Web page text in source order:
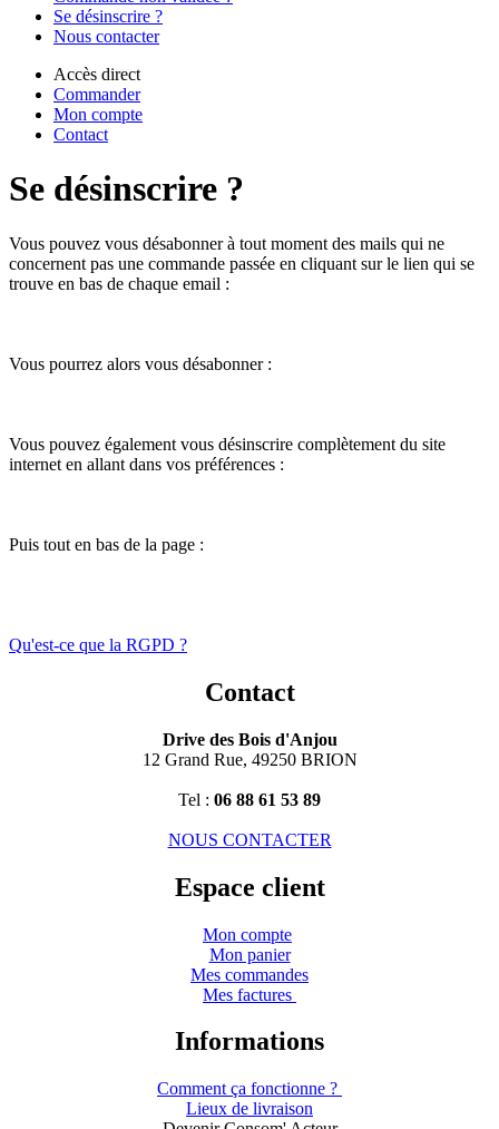
Se désinscrire ?
Nous contacter
Accès direct
Commander
Mon compte
Contact
Se désinscrire ?
Vous pouvez vous désabonner à tout moment des mails qui ne
concernent pas une commande passée en cliquant sur le lien qui se
trouve en bas de chaque email :
Vous pourrez alors vous désabonner :
Vous pouvez également vous désinscrire complètement du site
internet en allant dans vos préférences :
Puis tout en bas de la page :
Qu'est-ce que la RGPD ?
Contact
Drive des Bois d'Anjou
12 Grand Rue, 49250 BRION
Tel : 06 88 61 53 89
NOUS CONTACTER
Espace client
Mon compte
Mon panier
Mes commandes
Mes factures
Informations
Comment ça fonctionne ?
Lieux de livraison